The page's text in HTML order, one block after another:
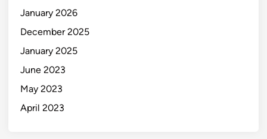
January 2026
December 2025
January 2025
June 2023
May 2023
April 2023